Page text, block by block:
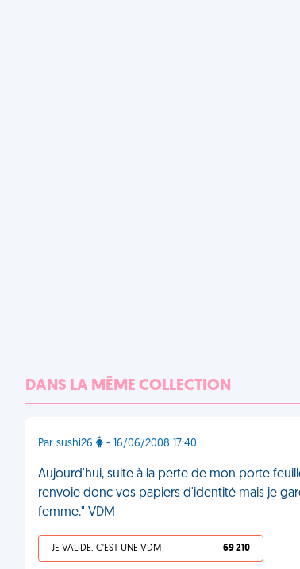
DANS LA MÊME COLLECTION
Par sushi26 - 16/06/2008 17:40
Aujourd'hui, suite à la perte de mon porte
renvoie donc vos papiers d'identité mais je
femme." VDM
JE VALIDE, C'EST UNE VDM 69 210